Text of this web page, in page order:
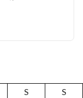
S
S